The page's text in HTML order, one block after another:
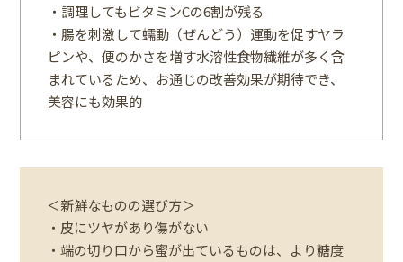
・調理してもビタミンCの6割が残る
・腸を刺激して蠕動（ぜんどう）運動を促すヤラ
ピンや、便のかさを増す水溶性食物繊維が多く含
まれているため、お通じの改善効果が期待でき、
美容にも効果的
＜新鮮なものの選び方＞
・皮にツヤがあり傷がない
・端の切り口から蜜が出ているものは、より糖度